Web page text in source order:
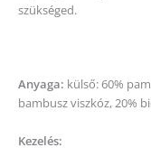
szükséged.
Anyaga: külső: 60%
bambusz viszkóz, 20%
Kezelés: